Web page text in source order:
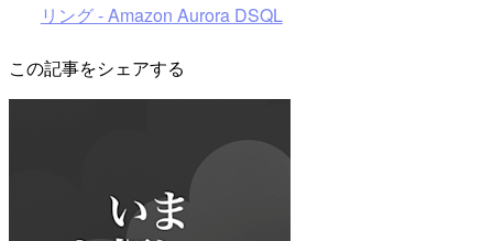
リング - Amazon Aurora DSQL
この記事をシェアする